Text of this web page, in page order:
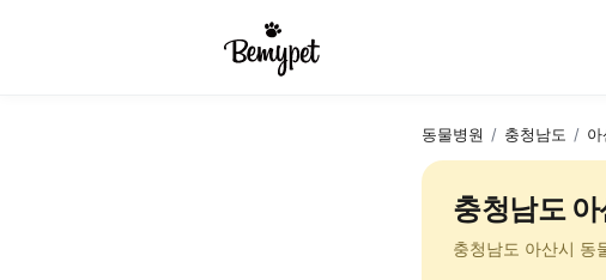
동물병원 / 충청남도 / 아
충청남도 아
충청남도 아산시 동